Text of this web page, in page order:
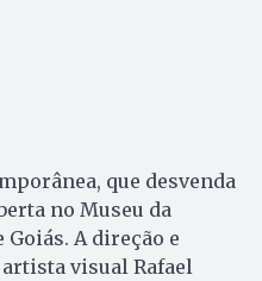
que desvenda
no Museu da
Goiás. A direção e
visual Rafael